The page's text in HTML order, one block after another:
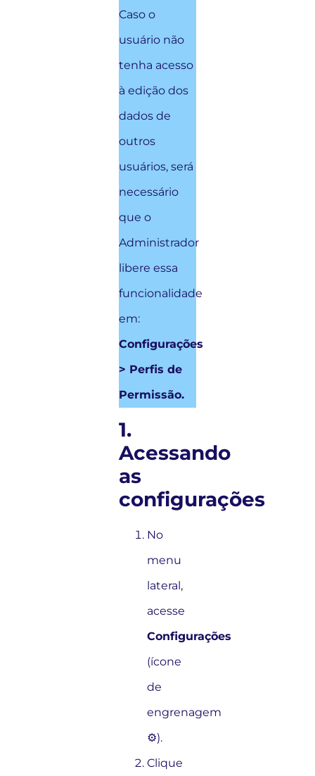
Caso o
usuário não
tenha acesso
à edição dos
dados de
outros
usuários, será
necessário
que o
Administrador
libere essa
funcionalidade
em:
Configurações
> Perfis de
Permissão.
1.
Acessando
as
configurações
No
menu
lateral,
acesse
Configurações
(ícone
de
engrenagem
⚙️).
Clique